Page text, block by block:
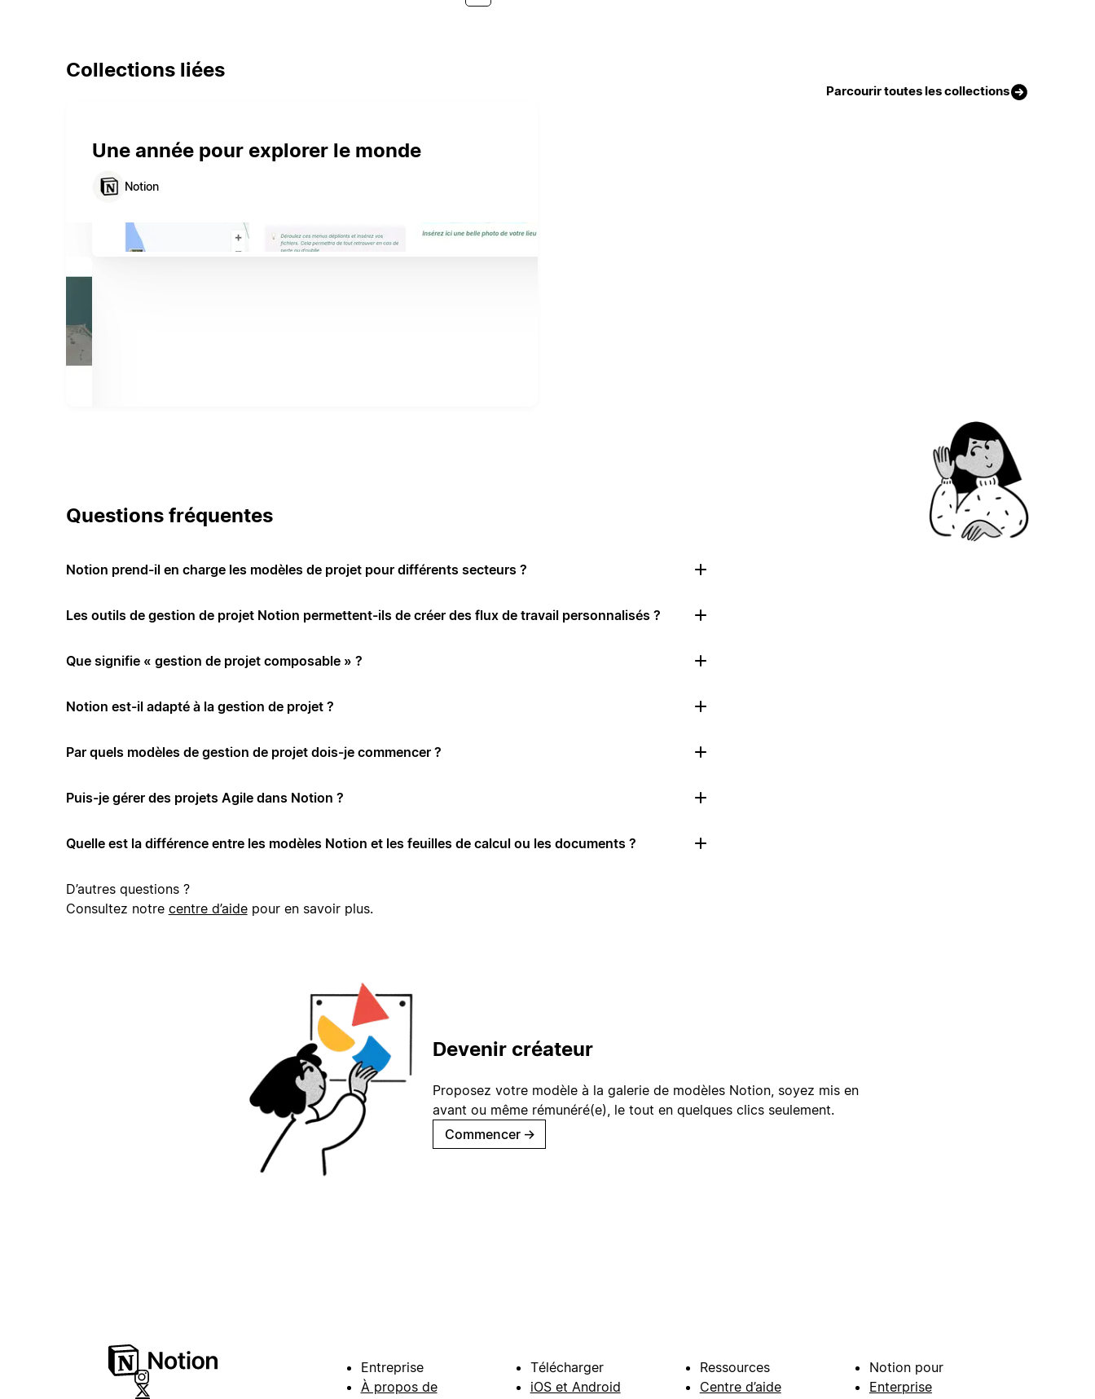
Collections liées
Parcourir toutes les collections
Une année pour explorer le monde
Notion
Questions fréquentes
Notion prend-il en charge les modèles de projet pour différents secteurs ?
Les outils de gestion de projet Notion permettent-ils de créer des flux de travail personnalisés ?
Que signifie « gestion de projet composable » ?
Notion est-il adapté à la gestion de projet ?
Par quels modèles de gestion de projet dois-je commencer ?
Puis-je gérer des projets Agile dans Notion ?
Quelle est la différence entre les modèles Notion et les feuilles de calcul ou les documents ?
D’autres questions ?
Consultez notre centre d’aidepour en savoir plus.
Devenir créateur
Proposez votre modèle à la galerie de modèles Notion, soyez mis en
avant ou même rémunéré(e), le tout en quelques clics seulement.
Commencer →
Entreprise
À propos de
Télécharger
iOS et Android
Ressources
Centre d’aide
Notion pour
Enterprise